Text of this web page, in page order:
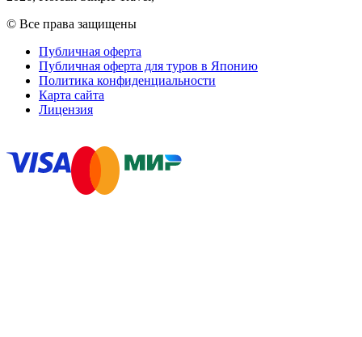
© Все права защищены
Публичная оферта
Публичная оферта для туров в Японию
Политика конфиденциальности
Карта сайта
Лицензия